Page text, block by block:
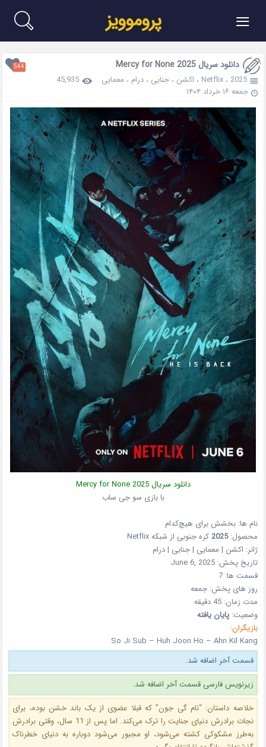
≡ پروموویز
دانلود سریال Mercy for None 2025 544
2025 ،Netflix ، اکشن ،جنایی ،درام ، معمایی
45,935
جمعه ۱۶ خرداد ۱۴۰۴
دانلود سریال Mercy for None 2025
با بازی سو جی ساب
نام ها: بخشش برای هیچ‌کدام
محصول:2025 کره جنوبی از شبکهNetflix
ژانر: اکشن | معمایی | جنایی | درام
تاریخ پخش:June 6, 2025
قسمت ها: 7
روز های پخش:جمعه
مدت زمان: 45 دقیقه
وضعیت:پایان یافته
بازیگران:
So Ji Sub – Huh Joon Ho – Ahn Kil Kang
قسمت آخر اضافه شد.
زیرنویس فارسی قسمت آخر اضافه شد.
خلاصه داستان: “نام گی جون” که قبلا عضوی از یک باند خشن بوده، برای
نجات برادرش دنیای جنایت را ترک می‌کند. اما پس از 11 سال، وقتی برادرش
به‌طرز مشکوکی کشته می‌شود، او مجبور می‌شود دوباره به دنیای خطرناک